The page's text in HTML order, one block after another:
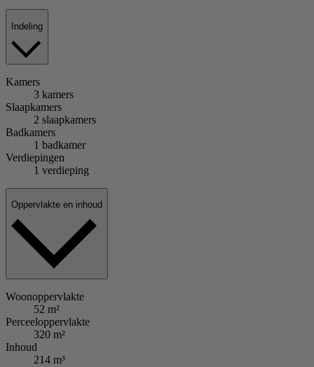
Indeling
Kamers
3 kamers
Slaapkamers
2 slaapkamers
Badkamers
1 badkamer
Verdiepingen
1 verdieping
Oppervlakte en inhoud
Woonoppervlakte
52 m²
Perceeloppervlakte
320 m²
Inhoud
214 m³